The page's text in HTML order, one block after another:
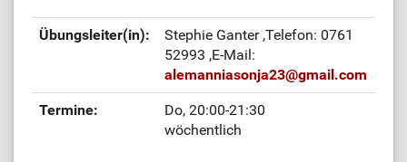
Übungsleiter(in): Stephie Ganter ,Telefon: 0761
52993 ,E-Mail:
alemanniasonja23@gmail.com
Termine:
Do, 20:00-21:30
wöchentlich